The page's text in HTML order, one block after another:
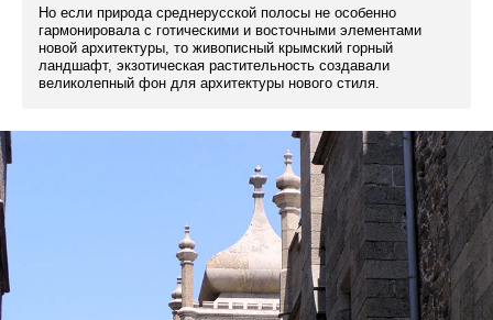
Но если природа среднерусской полосы не особенно
гармонировала с готическими и восточными элементами
новой архитектуры, то живописный крымский горный
ландшафт, экзотическая растительность создавали
великолепный фон для архитектуры нового стиля.